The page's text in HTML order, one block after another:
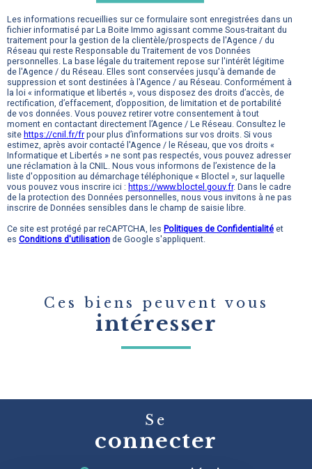
Les informations recueillies sur ce formulaire sont enregistrées dans un
fichier informatisé par La Boite Immo agissant comme Sous-traitant du
traitement pour la gestion de la clientèle/prospects de l'Agence / du
Réseau qui reste Responsable du Traitement de vos Données
personnelles. La base légale du traitement repose sur l'intérêt légitime
de l'Agence / du Réseau. Elles sont conservées jusqu'à demande de
suppression et sont destinées à l'Agence / au Réseau. Conformément à
la loi « informatique et libertés », vous disposez des droits d’accès, de
rectification, d’effacement, d’opposition, de limitation et de portabilité
de vos données. Vous pouvez retirer votre consentement à tout
moment en contactant directement l’Agence / Le Réseau. Consultez le
site https://cnil.fr/fr pour plus d’informations sur vos droits. Si vous
estimez, après avoir contacté l'Agence / le Réseau, que vos droits «
Informatique et Libertés » ne sont pas respectés, vous pouvez adresser
une réclamation à la CNIL. Nous vous informons de l’existence de la
liste d'opposition au démarchage téléphonique « Bloctel », sur laquelle
vous pouvez vous inscrire ici : https://www.bloctel.gouv.fr. Dans le cadre
de la protection des Données personnelles, nous vous invitons à ne pas
inscrire de Données sensibles dans le champ de saisie libre.
Ce site est protégé par reCAPTCHA, les Politiques de Confidentialité et
es Conditions d'utilisation de Google s'appliquent.
Ces biens peuvent vous
intéresser
Se
connecter